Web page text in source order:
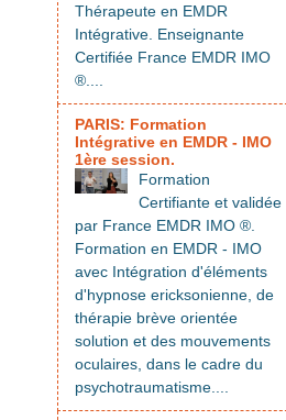
Thérapeute en EMDR
Intégrative. Enseignante
Certifiée France EMDR IMO
®....
PARIS: Formation
Intégrative en EMDR - IMO
1ère session.
Formation
Certifiante et validée
par France EMDR IMO ®.
Formation en EMDR - IMO
avec Intégration d'éléments
d'hypnose ericksonienne, de
thérapie brève orientée
solution et des mouvements
oculaires, dans le cadre du
psychotraumatisme....